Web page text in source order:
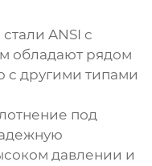
ANSI с
обладают рядом
с другими типами
под
давлении и